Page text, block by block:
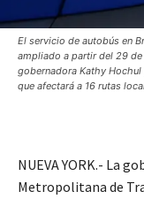
El servicio de autobús en
ampliado a partir del 29
gobernadora Kathy
que afectará a 16 rutas
NUEVA YORK.- La
Metropolitana de